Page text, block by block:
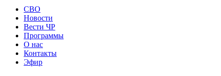
СВО
Новости
Вести ЧР
Программы
О нас
Контакты
Эфир